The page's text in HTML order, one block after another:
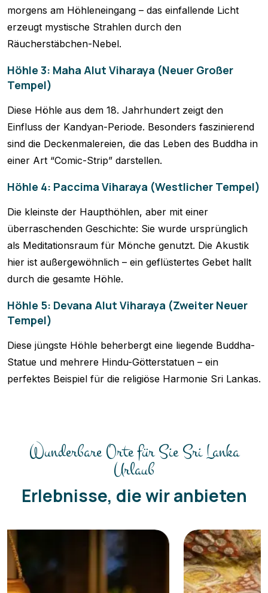
morgens am Höhleneingang – das einfallende Licht
erzeugt mystische Strahlen durch den
Räucherstäbchen-Nebel.
Höhle 3: Maha Alut Viharaya (Neuer Großer
Tempel)
Diese Höhle aus dem 18. Jahrhundert zeigt den
Einfluss der Kandyan-Periode. Besonders faszinierend
sind die Deckenmalereien, die das Leben des Buddha in
einer Art “Comic-Strip” darstellen.
Höhle 4: Paccima Viharaya (Westlicher Tempel)
Die kleinste der Haupthöhlen, aber mit einer
überraschenden Geschichte: Sie wurde ursprünglich
als Meditationsraum für Mönche genutzt. Die Akustik
hier ist außergewöhnlich – ein geflüstertes Gebet hallt
durch die gesamte Höhle.
Höhle 5: Devana Alut Viharaya (Zweiter Neuer
Tempel)
Diese jüngste Höhle beherbergt eine liegende Buddha-
Statue und mehrere Hindu-Götterstatuen – ein
perfektes Beispiel für die religiöse Harmonie Sri Lankas.
Wunderbare Orte für Sie Sri Lanka
Urlaub
Erlebnisse, die wir anbieten